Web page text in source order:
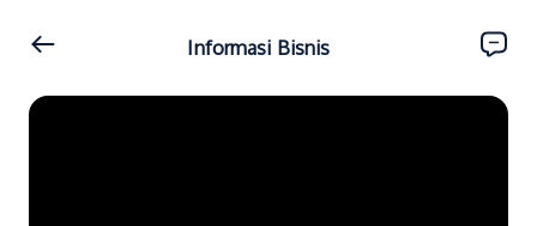
Informasi Bisnis